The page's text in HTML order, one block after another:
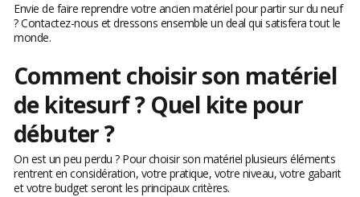
Envie de faire reprendre votre ancien matériel pour partir sur du neuf
? Contactez-nous et dressons ensemble un deal qui satisfera tout le
monde.
Comment choisir son matériel
de kitesurf ? Quel kite pour
débuter ?
On est un peu perdu ? Pour choisir son matériel plusieurs éléments
rentrent en considération, votre pratique, votre niveau, votre gabarit
et votre budget seront les principaux critères.